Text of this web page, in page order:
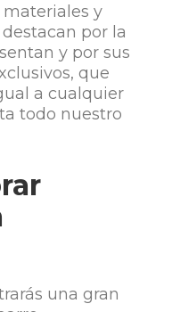
materiales y
por la
y por sus
que
a cualquier
todo nuestro
una gran